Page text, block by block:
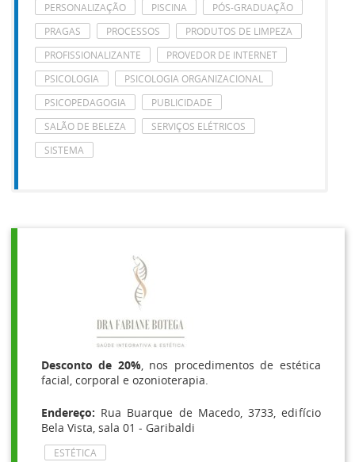
PERSONALIZAÇÃO
PISCINA
PÓS-GRADUAÇÃO
PRAGAS
PROCESSOS
PRODUTOS DE LIMPEZA
PROFISSIONALIZANTE
PROVEDOR DE INTERNET
PSICOLOGIA
PSICOLOGIA ORGANIZACIONAL
PSICOPEDAGOGIA
PUBLICIDADE
SALÃO DE BELEZA
SERVIÇOS ELÉTRICOS
SISTEMA
Desconto de 20%, nos procedimentos de estética
facial, corporal e ozonioterapia.
Endereço: Rua Buarque de Macedo, 3733, edifício
Bela Vista, sala 01 - Garibaldi
ESTÉTICA